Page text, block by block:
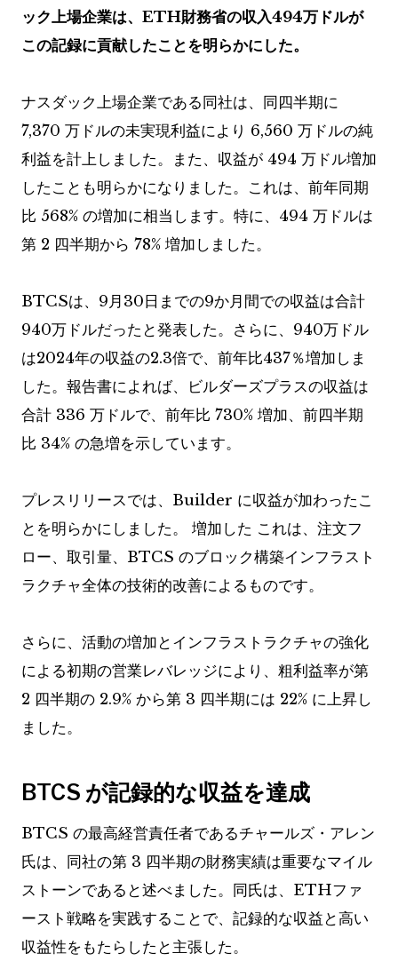
ック上場企業は、ETH財務省の収入494万ドルが
この記録に貢献したことを明らかにした。
ナスダック上場企業である同社は、同四半期に
7,370 万ドルの未実現利益により 6,560 万ドルの純
利益を計上しました。また、収益が 494 万ドル増加
したことも明らかになりました。これは、前年同期
比 568% の増加に相当します。特に、494 万ドルは
第 2 四半期から 78% 増加しました。
BTCSは、9月30日までの9か月間での収益は合計
940万ドルだったと発表した。さらに、940万ドル
は2024年の収益の2.3倍で、前年比437％増加しま
した。報告書によれば、ビルダーズプラスの収益は
合計 336 万ドルで、前年比 730% 増加、前四半期
比 34% の急増を示しています。
プレスリリースでは、Builder に収益が加わったこ
とを明らかにしました。 増加した これは、注文フ
ロー、取引量、BTCS のブロック構築インフラスト
ラクチャ全体の技術的改善によるものです。
さらに、活動の増加とインフラストラクチャの強化
による初期の営業レバレッジにより、粗利益率が第
2 四半期の 2.9% から第 3 四半期には 22% に上昇し
ました。
BTCS が記録的な収益を達成
BTCS の最高経営責任者であるチャールズ・アレン
氏は、同社の第 3 四半期の財務実績は重要なマイル
ストーンであると述べました。同氏は、ETHファ
ースト戦略を実践することで、記録的な収益と高い
収益性をもたらしたと主張した。